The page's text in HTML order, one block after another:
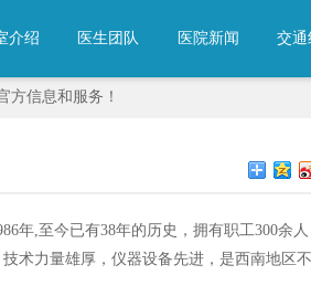
介绍 医生团队 医院新闻 交通
方信息和服务！
年,至今已有38年的历史，拥有职工300余
术力量雄厚，仪器设备先进，是西南地区